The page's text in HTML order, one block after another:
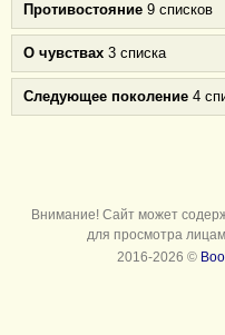
Противостояние 9 списков
О чувствах 3 списка
Следующее поколение 4
Внимание! Сайт может
для просмотра
2016-2026 ©